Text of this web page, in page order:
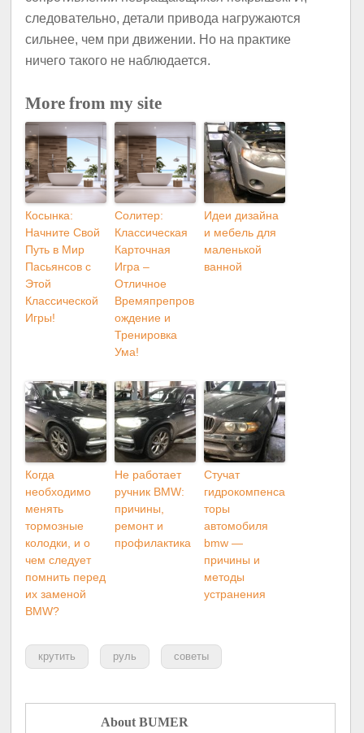
следовательно, детали привода нагружаются
сильнее, чем при движении. Но на практике
ничего такого не наблюдается.
More from my site
Косынка:
Начните Свой
Путь в Мир
Пасьянсов с
Этой
Классической
Игры!
Солитер:
Классическая
Карточная
Игра –
Отличное
Времяпрепров
ождение и
Тренировка
Ума!
Идеи дизайна
и мебель для
маленькой
ванной
Когда
необходимо
менять
тормозные
колодки, и o
чем следует
помнить перед
их заменой
BMW?
Не работает
ручник BMW:
причины,
ремонт и
профилактика
Стучат
гидрокомпенса
торы
автомобиля
bmw —
причины и
методы
устранения
крутить руль советы
About BUMER